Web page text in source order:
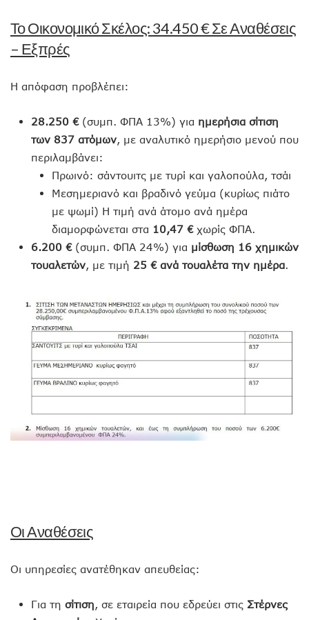
Το Οικονομικό Σκέλος: 34.450 € Σε Αναθέσεις
– Εξπρές
Η απόφαση προβλέπει:
28.250 €(συμπ. ΦΠΑ 13%) για ημερήσια σίτιση
των 837 ατόμων, με αναλυτικό ημερήσιο μενού που
περιλαμβάνει:
Πρωινό: σάντουιτς με τυρί και γαλοπούλα, τσάι
Μεσημεριανό και βραδινό γεύμα (κυρίως πιάτο
με ψωμί) Η τιμή ανά άτομο ανά ημέρα
διαμορφώνεται στα 10,47 €χωρίς ΦΠΑ.
6.200 €(συμπ. ΦΠΑ 24%) για μίσθωση 16 χημικών
τουαλετών, με τιμή 25 € ανά τουαλέτα την ημέρα.
Οι Αναθέσεις
Οι υπηρεσίες ανατέθηκαν απευθείας:
Για τη σίτιση, σε εταιρεία που εδρεύει στις Στέρνες